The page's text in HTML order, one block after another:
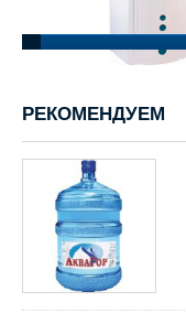
РЕКОМЕНДУЕМ